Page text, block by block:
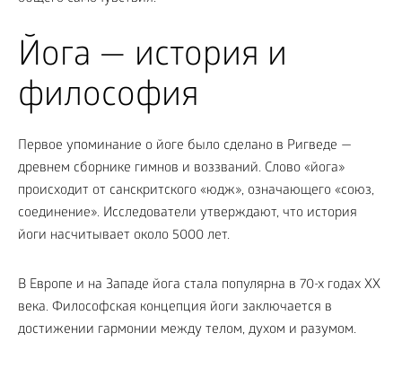
Йога — история и
философия
Первое упоминание о йоге было сделано в Ригведе —
древнем сборнике гимнов и воззваний. Слово «йога»
происходит от санскритского «юдж», означающего «союз,
соединение». Исследователи утверждают, что история
йоги насчитывает около 5000 лет.
В Европе и на Западе йога стала популярна в 70-х годах ХХ
века. Философская концепция йоги заключается в
достижении гармонии между телом, духом и разумом.